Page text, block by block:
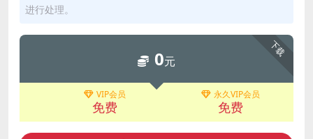
进行处理。
下载
0元
VIP会员
免费
永久VIP会员
免费